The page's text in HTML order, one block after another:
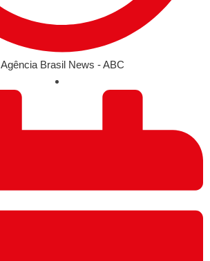
Agência Brasil News - ABC